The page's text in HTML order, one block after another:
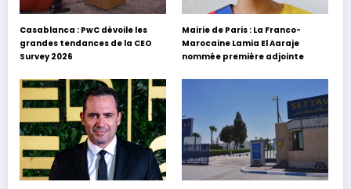
Casablanca : PwC dévoile les
grandes tendances de la CEO
Survey 2026
Mairie de Paris : La Franco-
Marocaine Lamia El Aaraje
nommée première adjointe